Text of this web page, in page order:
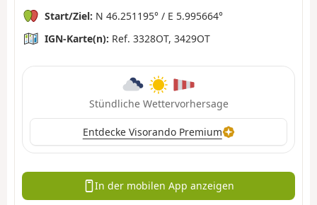
Start/Ziel: N 46.251195° / E 5.995664°
IGN-Karte(n): Ref. 3328OT, 3429OT
Stündliche Wettervorhersage
Entdecke Visorando Premium
In der mobilen App anzeigen